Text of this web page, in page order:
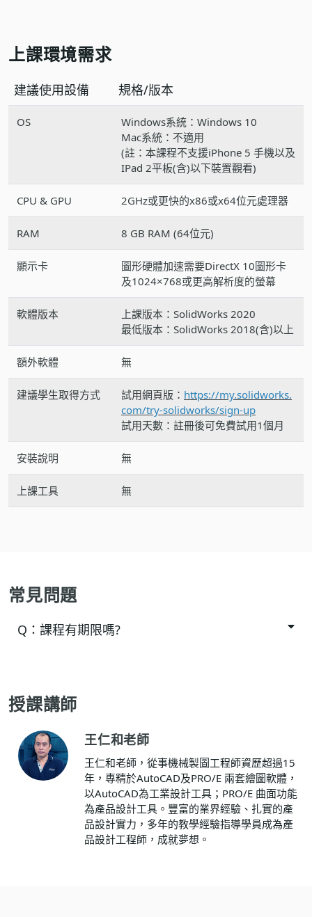
上課環境需求
建議使用設備 規格/版本
OS
Windows系統：Windows 10
Mac系統：不適用
(註：本課程不支援iPhone 5 手機以及
IPad 2平板(含)以下裝置觀看)
CPU & GPU 2GHz或更快的x86或x64位元處理器
RAM 8 GB RAM (64位元)
顯示卡
圖形硬體加速需要DirectX 10圖形卡
及1024×768或更高解析度的螢幕
軟體版本
上課版本：SolidWorks 2020
最低版本：SolidWorks 2018(含)以上
額外軟體 無
建議學生取得方式 試用網頁版： https://my.solidworks.
com/try-solidworks/sign-up
試用天數：註冊後可免費試用1個月
安裝說明 無
上課工具 無
常見問題
Q： 課程有期限嗎?
授課講師
王仁和老師
王仁和老師，從事機械製圖工程師資歷超過15
年，專精於AutoCAD及PRO/E 兩套繪圖軟體，
以AutoCAD為工業設計工具；PRO/E 曲面功能
為產品設計工具。豐富的業界經驗、扎實的產
品設計實力，多年的教學經驗指導學員成為產
品設計工程師，成就夢想。